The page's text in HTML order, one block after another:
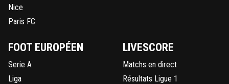
Nice
Paris FC
FOOT EUROPÉEN
Serie A
Liga
LIVESCORE
Matchs en direct
Résultats Ligue 1